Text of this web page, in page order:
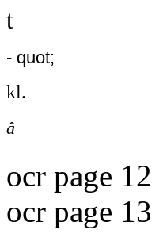
t
- quot;
kl.
â
ocr page 12
ocr page 13